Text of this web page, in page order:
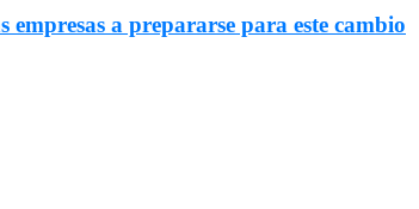
a prepararse para este cambio